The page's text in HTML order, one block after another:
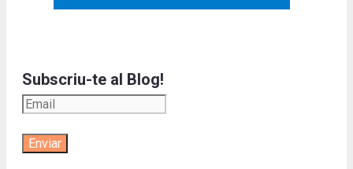
Subscriu-te al Blog!